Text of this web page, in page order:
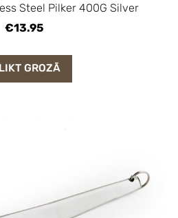
Steel Pilker 400G Silver
€13.95
GROZĀ